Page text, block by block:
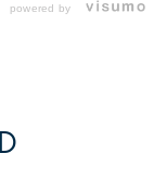
powered by